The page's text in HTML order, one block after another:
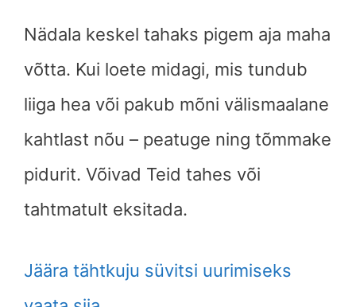
Nädala keskel tahaks pigem aja maha
võtta. Kui loete midagi, mis tundub
liiga hea või pakub mõni välismaalane
kahtlast nõu – peatuge ning tõmmake
pidurit. Võivad Teid tahes või
tahtmatult eksitada.
Jäära tähtkuju süvitsi uurimiseks